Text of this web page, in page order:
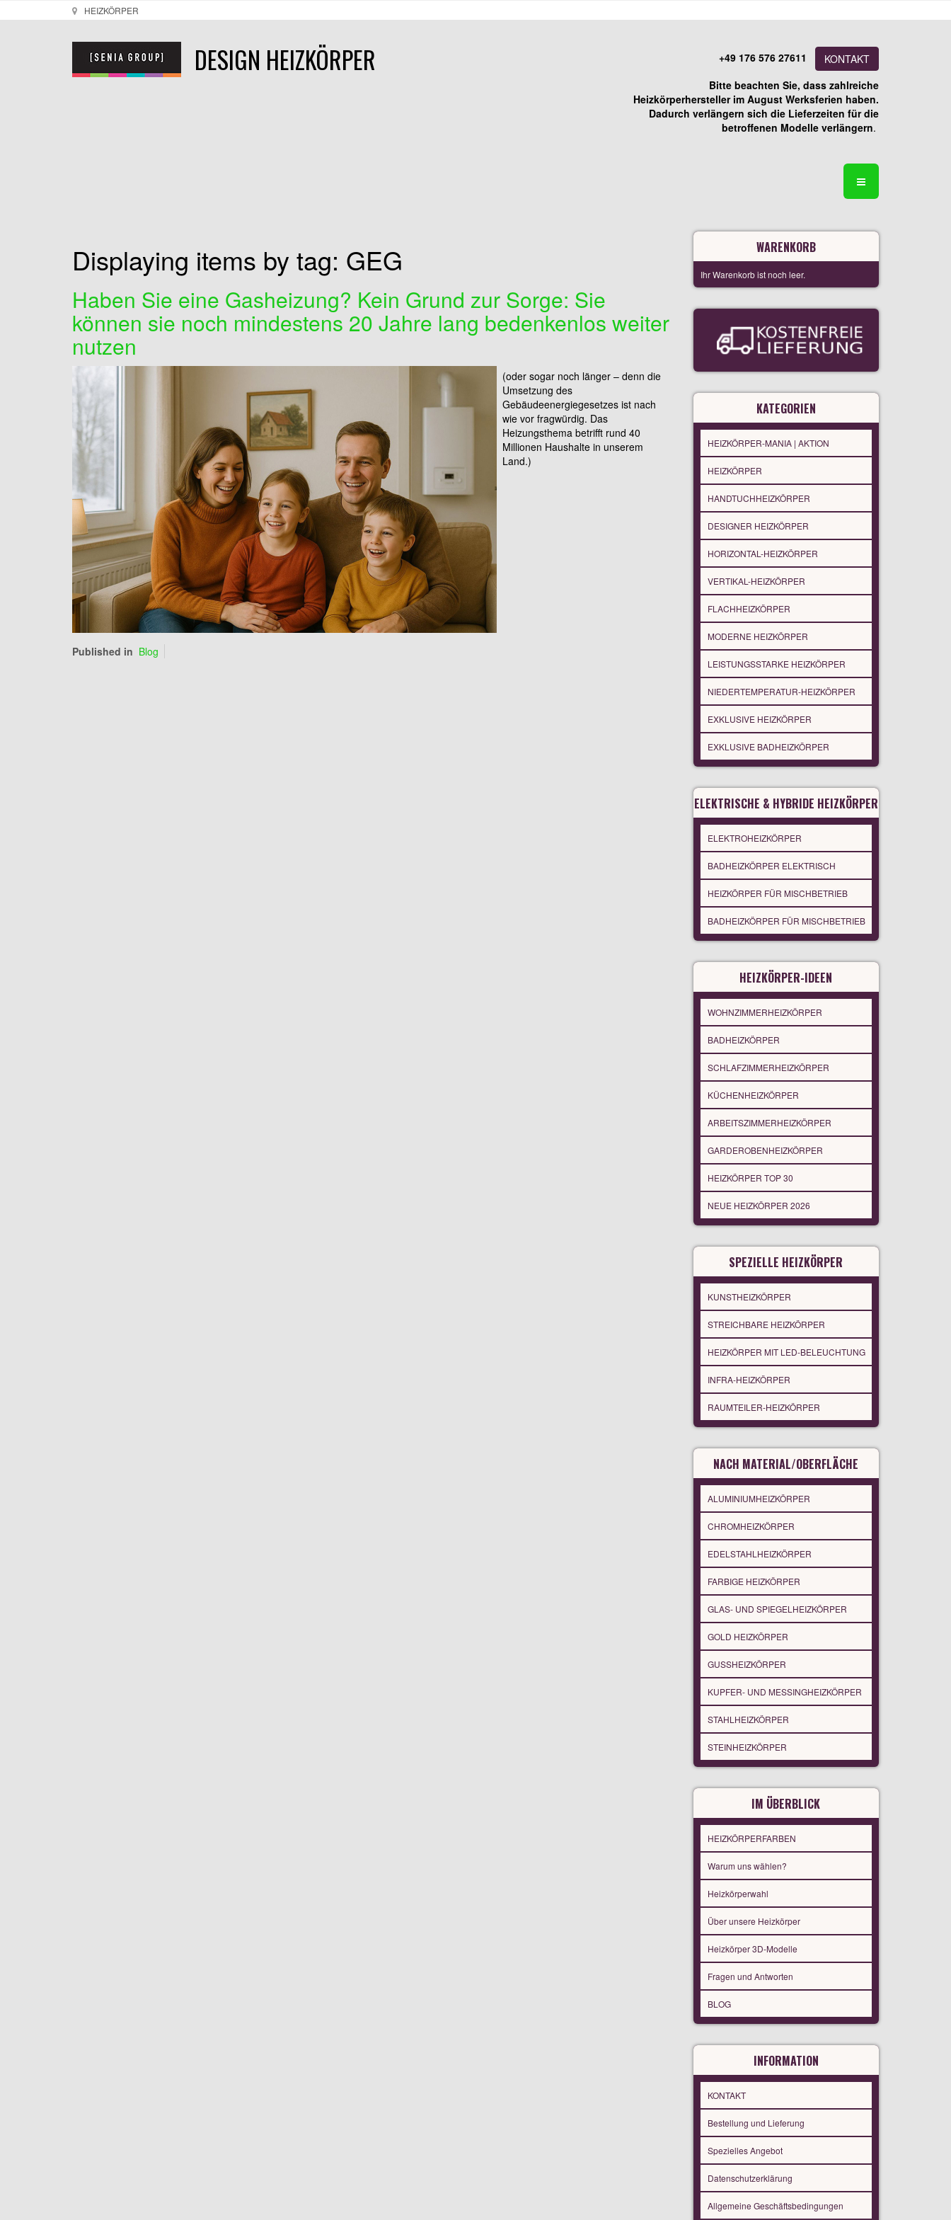
HEIZKÖRPER
DESIGN HEIZKÖRPER +49 176 576 27611
KONTAKT
Bitte beachten Sie, dass zahlreiche
Heizkörperhersteller im August Werksferien haben.
Dadurch verlängern sich die Lieferzeiten für die
betroffenen Modelle verlängern.
Displaying items by tag: GEG
Haben Sie eine Gasheizung? Kein Grund zur Sorge: Sie
können sie noch mindestens 20 Jahre lang bedenkenlos weiter
nutzen
(oder sogar noch länger – denn die
Umsetzung des
Gebäudeenergiegesetzes ist nach
wie vor fragwürdig. Das
Heizungsthema betrifft rund 40
Millionen Haushalte in unserem
Land.)
Published in Blog
WARENKORB
Ihr Warenkorb ist noch leer.
KATEGORIEN
HEIZKÖRPER-MANIA | AKTION
HEIZKÖRPER
HANDTUCHHEIZKÖRPER
DESIGNER HEIZKÖRPER
HORIZONTAL-HEIZKÖRPER
VERTIKAL-HEIZKÖRPER
FLACHHEIZKÖRPER
MODERNE HEIZKÖRPER
LEISTUNGSSTARKE HEIZKÖRPER
NIEDERTEMPERATUR-HEIZKÖRPER
EXKLUSIVE HEIZKÖRPER
EXKLUSIVE BADHEIZKÖRPER
ELEKTRISCHE & HYBRIDE HEIZKÖRPER
ELEKTROHEIZKÖRPER
BADHEIZKÖRPER ELEKTRISCH
HEIZKÖRPER FÜR MISCHBETRIEB
BADHEIZKÖRPER FÜR MISCHBETRIEB
HEIZKÖRPER-IDEEN
WOHNZIMMERHEIZKÖRPER
BADHEIZKÖRPER
SCHLAFZIMMERHEIZKÖRPER
KÜCHENHEIZKÖRPER
ARBEITSZIMMERHEIZKÖRPER
GARDEROBENHEIZKÖRPER
HEIZKÖRPER TOP 30
NEUE HEIZKÖRPER 2026
SPEZIELLE HEIZKÖRPER
KUNSTHEIZKÖRPER
STREICHBARE HEIZKÖRPER
HEIZKÖRPER MIT LED-BELEUCHTUNG
INFRA-HEIZKÖRPER
RAUMTEILER-HEIZKÖRPER
NACH MATERIAL/OBERFLÄCHE
ALUMINIUMHEIZKÖRPER
CHROMHEIZKÖRPER
EDELSTAHLHEIZKÖRPER
FARBIGE HEIZKÖRPER
GLAS- UND SPIEGELHEIZKÖRPER
GOLD HEIZKÖRPER
GUSSHEIZKÖRPER
KUPFER- UND MESSINGHEIZKÖRPER
STAHLHEIZKÖRPER
STEINHEIZKÖRPER
IM ÜBERBLICK
HEIZKÖRPERFARBEN
Warum uns wählen?
Heizkörperwahl
Über unsere Heizkörper
Heizkörper 3D-Modelle
Fragen und Antworten
BLOG
INFORMATION
KONTAKT
Bestellung und Lieferung
Spezielles Angebot
Datenschutzerklärung
Allgemeine Geschäftsbedingungen